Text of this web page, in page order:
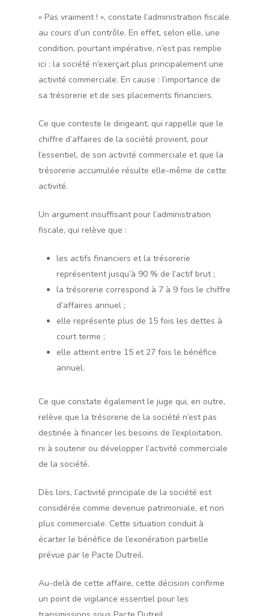
« Pas vraiment ! », constate l’administration fiscale
au cours d’un contrôle. En effet, selon elle, une
condition, pourtant impérative, n’est pas remplie
ici : la société n’exerçait plus principalement une
activité commerciale. En cause : l’importance de
sa trésorerie et de ses placements financiers.
Ce que conteste le dirigeant, qui rappelle que le
chiffre d’affaires de la société provient, pour
l’essentiel, de son activité commerciale et que la
trésorerie accumulée résulte elle-même de cette
activité.
Un argument insuffisant pour l’administration
fiscale, qui relève que :
les actifs financiers et la trésorerie
représentent jusqu’à 90 % de l’actif brut ;
la trésorerie correspond à 7 à 9 fois le chiffre
d’affaires annuel ;
elle représente plus de 15 fois les dettes à
court terme ;
elle atteint entre 15 et 27 fois le bénéfice
annuel.
Ce que constate également le juge qui, en outre,
relève que la trésorerie de la société n’est pas
destinée à financer les besoins de l’exploitation,
ni à soutenir ou développer l’activité commerciale
de la société.
Dès lors, l’activité principale de la société est
considérée comme devenue patrimoniale, et non
plus commerciale. Cette situation conduit à
écarter le bénéfice de l’exonération partielle
prévue par le Pacte Dutreil.
Au-delà de cette affaire, cette décision confirme
un point de vigilance essentiel pour les